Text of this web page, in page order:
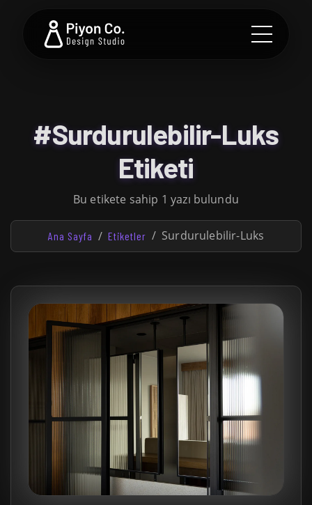
#Surdurulebilir-Luks
Etiketi
Bu etikete sahip 1 yazı bulundu
Ana Sayfa Etiketler Surdurulebilir-Luks